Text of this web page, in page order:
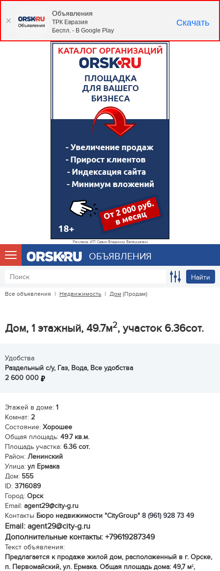
Реклама. ИП Савин Владимир Валерьевич
ОБЪЯВЛЕНИЯ
Найти
Все объявления | Недвижимость | Дом (Продам)
Дом, 1 этажный, 49.7м2, участок 6.36сот.
Удобства
Раздельный с/у, Газ, Вода, Все удобства
2 600 000
Этажей в доме: 1
Комнат: 2
Состояние: Хорошее
Общая площадь: 49.7 кв.м.
Площадь участка: 6.36 сот.
Район: Ленинский
Улица: ул Ермака
Дом: 555
ID: 3716089
Город: Орск
Email: agent29@city-g.ru
Контакты Бюро недвижимости "CityGroup" 8 (961) 928 73 49
Email: agent29@city-g.ru
Дополнительные контакты: +79619287349
Текст объявления:
Предлагается к продаже жилой дом, расположенный в г. Орске,
п. Первомайский, ул. Ермака. Общая площадь дома: 49,7 м²,
Объявления
ТРК Евразия
Беспл. - В Google Play
Скачать